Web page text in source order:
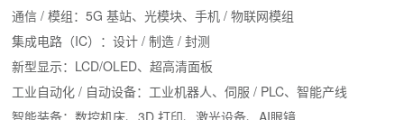
通信 / 模组：5G 基站、光模块、手机 / 物联网模组
集成电路（IC）：设计 / 制造 / 封测
新型显示：LCD/OLED、超高清面板
工业自动化 / 自动设备：工业机器人、伺服 / PLC、智能产线
智能装备：数控机床、3D 打印、激光设备、AI眼镜